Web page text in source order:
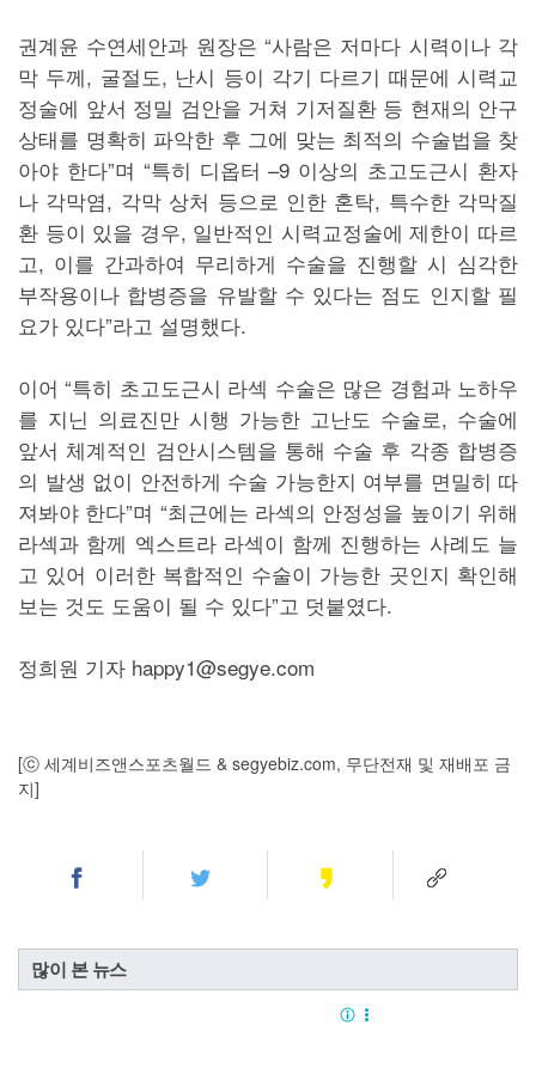
권계윤 수연세안과 원장은 “사람은 저마다 시력이나 각
막 두께, 굴절도, 난시 등이 각기 다르기 때문에 시력교
정술에 앞서 정밀 검안을 거쳐 기저질환 등 현재의 안구
상태를 명확히 파악한 후 그에 맞는 최적의 수술법을 찾
아야 한다”며 “특히 디옵터 –9 이상의 초고도근시 환자
나 각막염, 각막 상처 등으로 인한 혼탁, 특수한 각막질
환 등이 있을 경우, 일반적인 시력교정술에 제한이 따르
고, 이를 간과하여 무리하게 수술을 진행할 시 심각한
부작용이나 합병증을 유발할 수 있다는 점도 인지할 필
요가 있다”라고 설명했다.
이어 “특히 초고도근시 라섹 수술은 많은 경험과 노하우
를 지닌 의료진만 시행 가능한 고난도 수술로, 수술에
앞서 체계적인 검안시스템을 통해 수술 후 각종 합병증
의 발생 없이 안전하게 수술 가능한지 여부를 면밀히 따
져봐야 한다”며 “최근에는 라섹의 안정성을 높이기 위해
라섹과 함께 엑스트라 라섹이 함께 진행하는 사례도 늘
고 있어 이러한 복합적인 수술이 가능한 곳인지 확인해
보는 것도 도움이 될 수 있다”고 덧붙였다.
정희원 기자 happy1@segye.com
[ⓒ 세계비즈앤스포츠월드 & segyebiz.com, 무단전재 및 재배포 금
지]
많이 본 뉴스